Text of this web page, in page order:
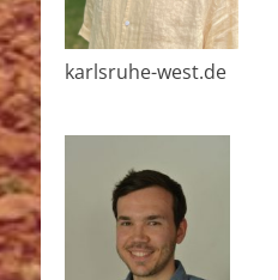
karlsruhe-west.de